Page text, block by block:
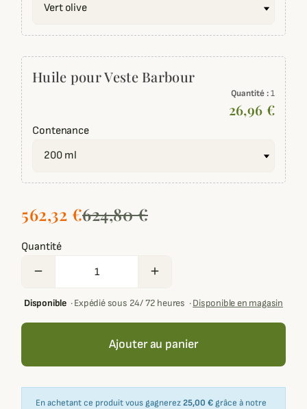
Huile pour Veste Barbour
Quantité :1
26,96 €
Contenance
562,32 €624,80 €
Quantité
remove add
Disponible·Expédié sous 24/ 72 heures ·Disponible en magasin
Ajouter au panier
En achetant ce produit vous gagnerez25,00 € grâce à notre